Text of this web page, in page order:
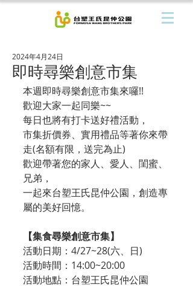
即時尋樂創意市集
2024年4月24日
本週即時尋樂創意市集來囉!!
歡迎大家一起同樂~~
每日也將有打卡送好禮活動，
市集折價券、實用禮品等著你來帶
走(名額有限，送完為止)
歡迎帶著您的家人、愛人、閨蜜、
兄弟，
一起來台塑王氏昆仲公園，創造專
屬的美好回憶。
【集食尋樂創意市集】
活動日期：4/27~28(六、日)
活動時間：14:00~20:00
活動地點：台塑王氏昆仲公園